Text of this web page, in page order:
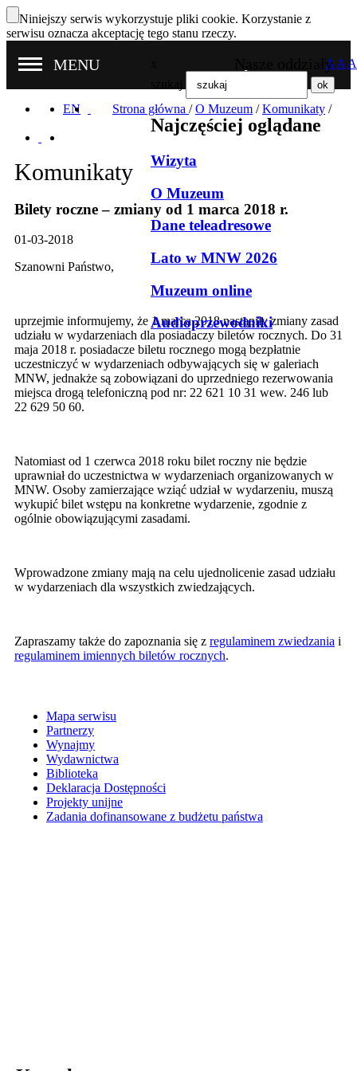
Niniejszy serwis wykorzystuje pliki cookie. Korzystanie z
serwisu oznacza akceptację tego stanu rzeczy.
Nasze oddziały
MENU
Najczęściej oglądane
Wizyta
O Muzeum
Dane teleadresowe
Lato w MNW 2026
Muzeum online
Audioprzewodniki
A A A
EN Strona główna / O Muzeum /Komunikaty /
Komunikaty
Bilety roczne – zmiany od 1 marca 2018 r.
01-03-2018
Szanowni Państwo,
uprzejmie informujemy, że 1 marca 2018 nastąpiły zmiany zasad
udziału w wydarzeniach dla posiadaczy biletów rocznych. Do 31
maja 2018 r. posiadacze biletu rocznego mogą bezpłatnie
uczestniczyć w wydarzeniach odbywających się w galeriach
MNW, jednakże są zobowiązani do uprzedniego rezerwowania
miejsca drogą telefoniczną pod nr: 22 621 10 31 wew. 246 lub
22 629 50 60.
Natomiast od 1 czerwca 2018 roku bilet roczny nie będzie
uprawniał do uczestnictwa w wydarzeniach organizowanych w
MNW. Osoby zamierzające wziąć udział w wydarzeniu, muszą
wykupić bilet wstępu na konkretne wydarzenie, zgodnie z
ogólnie obowiązującymi zasadami.
Wprowadzone zmiany mają na celu ujednolicenie zasad udziału
w wydarzeniach dla wszystkich zwiedzających.
Zapraszamy także do zapoznania się z regulaminem zwiedzania i
regulaminem imiennych biletów rocznych.
Mapa serwisu
Partnerzy
Wynajmy
Wydawnictwa
Biblioteka
Deklaracja Dostępności
Projekty unijne
Zadania dofinansowane z budżetu państwa